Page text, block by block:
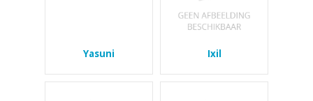
Yasuni Ixil